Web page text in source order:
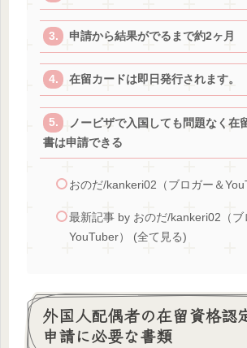
申請から結果がでるまで約2ヶ月
在留カードは即日発行されます。
ノービザで入国しても問題なく在
書は申請できる
おのだ/kankeri02（ブロガー＆
最新記事 by おのだ/kankeri02（ブ
YouTuber） (全て見る)
外国人配偶者の在留資格認
申請に必要な書類